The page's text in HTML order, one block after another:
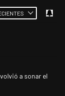
en los últimos
en el Senado:
a sonar el